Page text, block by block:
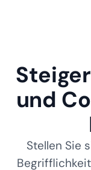
und
Stellen Sie